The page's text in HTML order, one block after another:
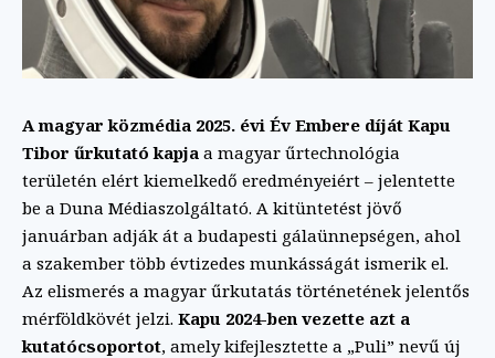
A magyar közmédia 2025. évi Év Embere díját Kapu
Tibor űrkutató kapja a magyar űrtechnológia
területén elért kiemelkedő eredményeiért – jelentette
be a Duna Médiaszolgáltató. A kitüntetést jövő
januárban adják át a budapesti gálaünnepségen, ahol
a szakember több évtizedes munkásságát ismerik el.
Az elismerés a magyar űrkutatás történetének jelentős
mérföldkövét jelzi. Kapu 2024-ben vezette azt a
kutatócsoportot, amely kifejlesztette a „Puli” nevű új